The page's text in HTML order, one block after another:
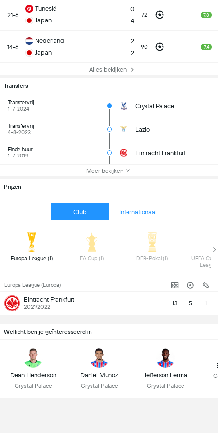
21-6
Tunesië
Japan
0
4
72 7.8
14-6
Nederland
Japan
2
2
90 7.4
Alles bekijken
Transfers
Transfervrij
1-7-2024
Crystal Palace
Transfervrij
4-8-2023
Lazio
Einde huur
1-7-2019
Eintracht Frankfurt
Meer bekijken
Prijzen
Club Internationaal
Europa League (1) UEFA
Europa League (Europa)
Eintracht Frankfurt
2021/2022 13 5 1
Wellicht ben je geïnteresseerd in
Dean Henderson
Crystal Palace
Daniel Munoz
Crystal Palace
Jefferson Lerma
Crystal Palace